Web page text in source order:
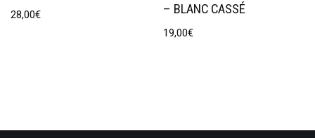
28,00€
– BLANC CASSÉ
19,00€